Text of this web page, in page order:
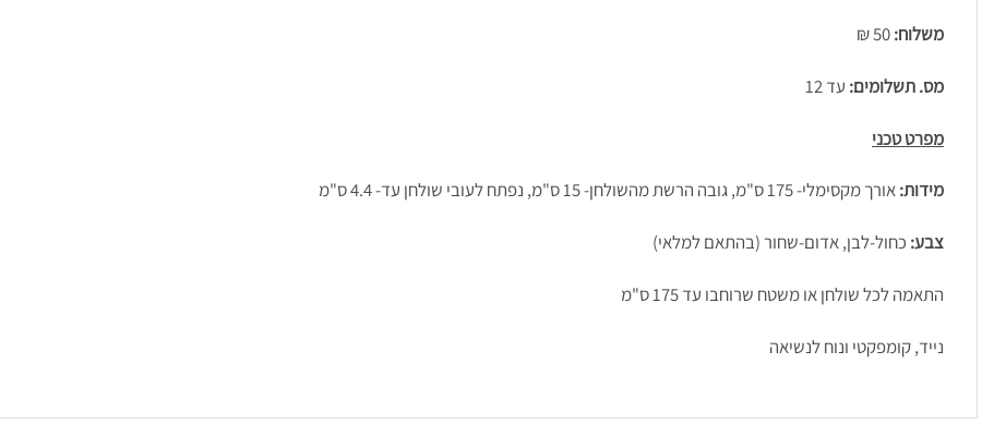
משלוח:50 ₪
מס. תשלומים: עד 12
מפרט טכני
מידות:אורך מקסימלי- 175 ס"מ, גובה הרשת מהשולחן- 15 ס"מ, נפתח לעובי שולחן עד- 4.4 ס"מ
צבע: כחול-לבן, אדום-שחור (בהתאם למלאי)
התאמה לכל שולחן או משטח שרוחבו עד 175 ס"מ
נייד, קומפקטי ונוח לנשיאה